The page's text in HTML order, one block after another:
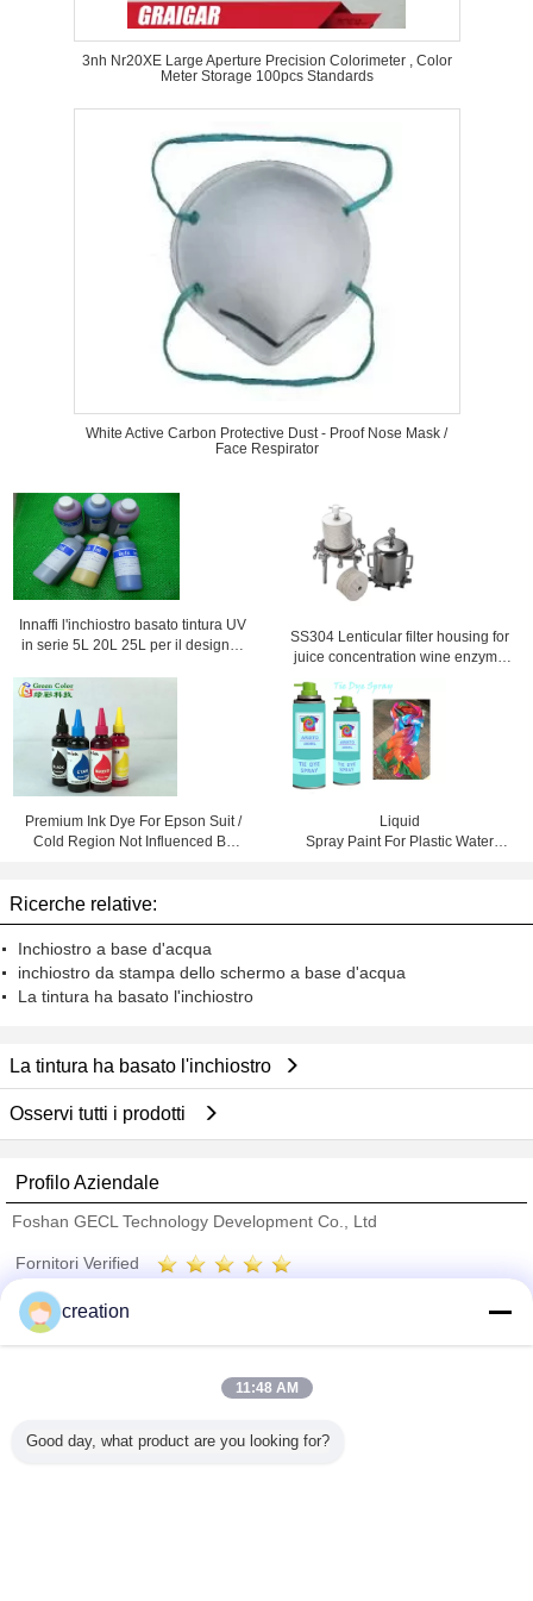
3nh Nr20XE Large Aperture Precision Colorimeter , Color
Meter Storage 100pcs Standards
White Active Carbon Protective Dust - Proof Nose Mask /
Face Respirator
Innaffi l'inchiostro basato tintura UV
in serie 5L 20L 25L per il designjet
SS304 Lenticular filter housing for
juice concentration wine enzyme
Premium Ink Dye For Epson Suit /
Cold Region Not Influenced By
Liquid
Spray Paint For Plastic Water
Ricerche relative:
Inchiostro a base d'acqua
inchiostro da stampa dello schermo a base d'acqua
La tintura ha basato l'inchiostro
La tintura ha basato l'inchiostro
Osservi tutti i prodotti
Profilo Aziendale
Foshan GECL Technology Development Co., Ltd
Fornitori Verified
Trust Seal
Tutti i prodotti
creation
11:48 AM
Good day, what product are you looking for?